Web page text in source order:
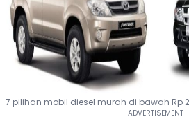
7 pilihan mobil diesel murah di bawah Rp